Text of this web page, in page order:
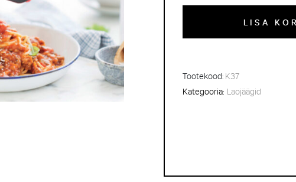
LISA
Tootekood:K37
Kategooria: Laojäägid